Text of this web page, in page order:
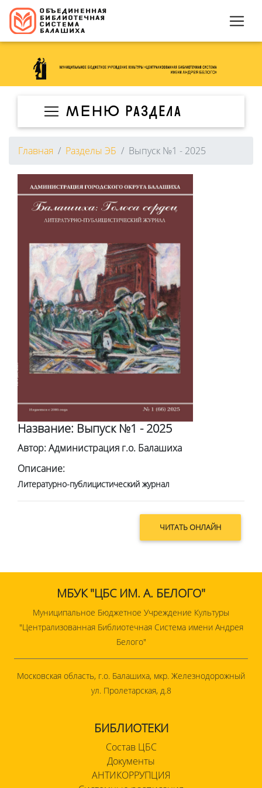
МЕНЮ раздела
Главная Разделы ЭБ Выпуск №1 - 2025
Название: Выпуск №1 - 2025
Автор: Администрация г.о. Балашиха
Описание:
Литературно-публицистический журнал
ЧИТАТЬ ОНЛАЙН
МБУК "ЦБС ИМ. А. БЕЛОГО"
Муниципальное Бюджетное Учреждение Культуры
"Централизованная Библиотечная Система имени Андрея
Белого"
Московская область, г.о. Балашиха, мкр. Железнодорожный
ул. Пролетарская, д.8
БИБЛИОТЕКИ
Состав ЦБС
Документы
АНТИКОРРУПЦИЯ